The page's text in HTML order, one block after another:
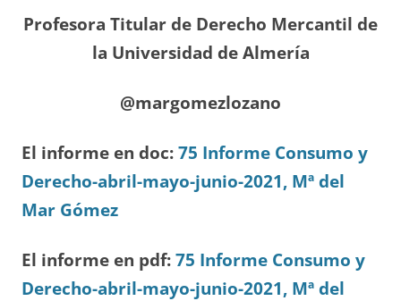
Profesora Titular de Derecho Mercantil de
la Universidad de Almería
@margomezlozano
El informe en doc: 75 Informe Consumo y
Derecho-abril-mayo-junio-2021, Mª del
Mar Gómez
El informe en pdf: 75 Informe Consumo y
Derecho-abril-mayo-junio-2021, Mª del